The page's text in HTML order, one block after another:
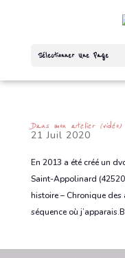
Sélectionner Une Page
Dans mon atelier (vidéo)
21 Juil 2020
En 2013 a été créé un
Saint-Appolinard
histoire – Chronique des
séquence où